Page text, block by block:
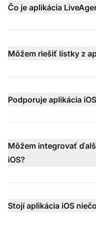
Čo je aplikácia
Môžem riešiť lístky z
Podporuje aplikácia
Môžem integrovať
iOS?
Stojí aplikácia iOS